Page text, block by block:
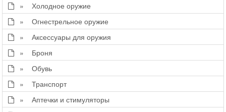
» Холодное оружие
» Огнестрельное оружие
» Аксессуары для оружия
» Броня
» Обувь
» Транспорт
» Аптечки и стимуляторы